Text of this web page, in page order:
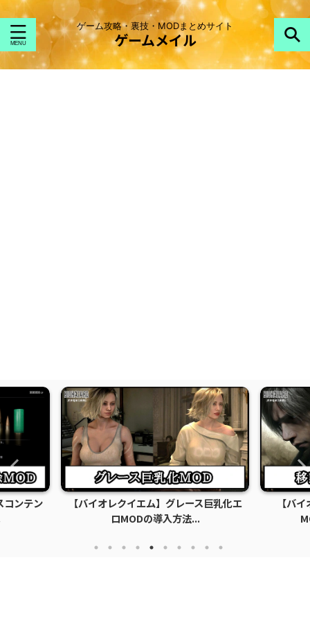
ゲーム攻略・裏技・MODまとめサイト
ゲームメイル
コンテン
【バイオレクイエム】グレース巨乳化エ
ロMODの導入方法...
【バ